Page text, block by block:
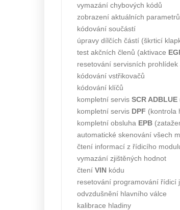
vymazání chybových kódů
zobrazení aktuálních
kódování součástí
úpravy dílčích částí (škrticí
test akčních členů (aktivace
resetování servisních
kódování vstřikovačů
kódování klíčů
kompletní servis SCR ADBLUE
kompletní servis DPF (kontrola
kompletní obsluha EPB
automatické skenování všech
čtení informací z řídicího
vymazání zjištěných hodnot
čtení VIN kódu
resetování programování řídicí
odvzdušnění hlavního válce
kalibrace hladiny